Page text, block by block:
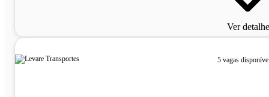
Ver
5 vagas